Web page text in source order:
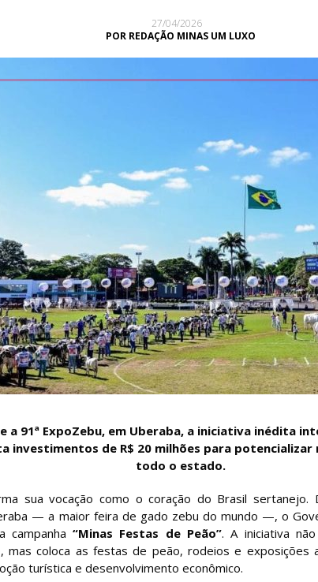
27/04/2026
POR REDAÇÃO MINAS UM LUXO
a 91ª ExpoZebu, em Uberaba, a iniciativa inédita
investimentos de R$ 20 milhões para
todo o estado.
sua vocação como o coração do Brasil sertanejo.
— a maior feira de gado zebu do mundo —, o
campanha“Minas Festas de Peão”. A iniciativa
mas coloca as festas de peão, rodeios e exposições
turística e desenvolvimento econômico.